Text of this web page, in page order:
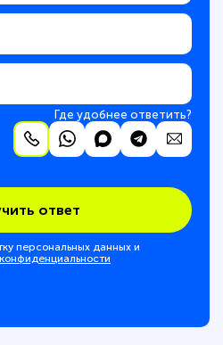
Где удобнее ответить?
ответ
персональных данных и